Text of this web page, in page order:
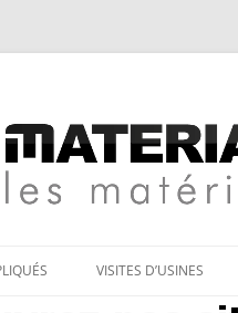
et bricolage
VISITES D’USINES